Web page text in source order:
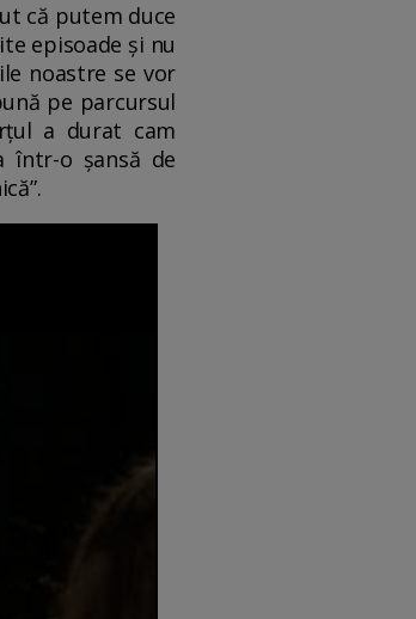
că putem duce
episoade și nu
noastre se vor
pe parcursul
a durat cam
într-o șansă de